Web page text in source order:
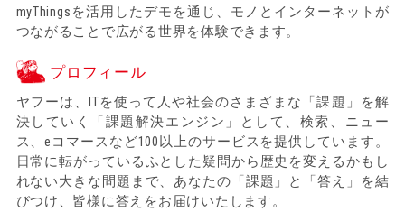
myThingsを活用したデモを通じ、モノとインターネットが
つながることで広がる世界を体験できます。
プロフィール
ヤフーは、ITを使って人や社会のさまざまな「課題」を解
決していく「課題解決エンジン」として、検索、ニュー
ス、eコマースなど100以上のサービスを提供しています。
日常に転がっているふとした疑問から歴史を変えるかもし
れない大きな問題まで、あなたの「課題」と「答え」を結
びつけ、皆様に答えをお届けいたします。